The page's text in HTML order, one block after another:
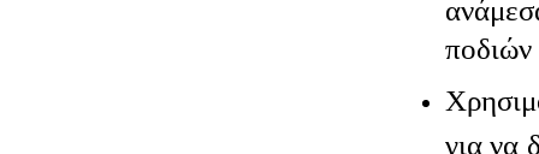
ποδιών
για να